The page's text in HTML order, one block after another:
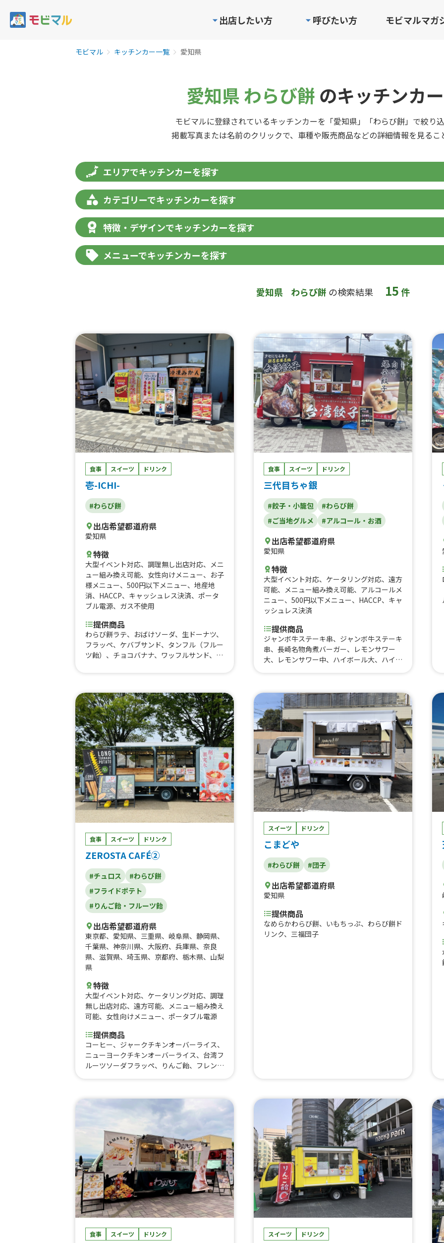
出店したい方 呼びたい方 モビマルマガ
モビマル キッチンカー一覧 愛知県
愛知県 わらび餅 のキッチンカ
モビマルに登録されているキッチンカーを「愛知県」「わらび餅」で絞り
掲載写真または名前のクリックで、車種や販売商品などの詳細情報を見るこ
エリアでキッチンカーを探す
カテゴリーでキッチンカーを探す
特徴・デザインでキッチンカーを探す
メニューでキッチンカーを探す
愛知県 わらび餅 の検索結果 15件
食事 スイーツ ドリンク
壱-ICHI-
#わらび餅
出店希望都道府県
愛知県
特徴
大型イベント対応、 調理無し出店対応、 メニ
ュー組み換え可能、 女性向けメニュー、 お子
様メニュー、 500円以下メニュー、 地産地
消、 HACCP、 キャッシュレス決済、 ポータ
ブル電源、 ガス不使用
提供商品
わらび餅ラテ、おばけソーダ、生ドーナツ、
フラッペ、ケバブサンド、タンフル（フルー
ツ飴）、チョコバナナ、ワッフルサンド、バ
フェオレ（ホット、アイス）、マンドゥ3
個、韓国おでん(トッポギ)3個、韓国おでん
(オムク)1本、おでんセット、ホットフルー
ツティー、ホット黒みつきなこラテ、キンキ
ン冷凍みかん、黒みつきなこラテ、ホットキ
ャラメルラテ、ホットチョコ、ホットゆず
茶、フルーツラテ、かき氷、ドーナツ（オー
ルドファッション、ポンデドーナツ）、クリ
ームソーダ、カムジャパン（韓国ジャガイモ
パン）、コグマパン（韓国サツマイモパ
ン）、豚まん、みたらし団子4本、アサイー
ボウル、焼きそば、ポップコーン、生フラン
ク、マラサダ（ハワイのドーナツ）
食事 スイーツ ドリンク
三代目ちゃ銀
#餃子・小籠包
#わらび餅
#ご当地グルメ
#アルコール・お酒
出店希望都道府県
愛知県
特徴
大型イベント対応、 ケータリング対応、 遠方
可能、 メニュー組み換え可能、 アルコールメ
ニュー、 500円以下メニュー、 HACCP、 キャ
ッシュレス決済
提供商品
ジャンボ牛ステーキ串、ジャンボ牛ステーキ
串、長崎名物角煮バーガー、レモンサワー
大、レモンサワー中、ハイボール大、ハイボ
ラーメン、名古屋名物 台湾ラーメン、桑名
産はまぐり餃子、塩唐揚げ、フランクフル
ト、レモネード、トルネードポテト、チーズ
ボール、超ビッグサイズ生フランクフルト、
かき氷、大鶏排サンド（ダージーパイサン
ド）、肉汁爆発スープ餃子、牛ステーキ串、
肉汁爆発小籠包（３ケ入り）、肉汁爆発小籠
包（4ケ入り）、かき氷、生わらび餅アイ
ス、カラフルサイダー、台湾焼きそば、ケバ
ブサンド、レインボーチーズドッグ、台湾風
唐揚げ（ダージパイ）、豚汁、ロングポテ
ト、塩唐揚げ（3ヶ入り〕、生わらび餅、生
子
食事 スイーツ ドリンク
ZEROSTA CAFÉ②
#チュロス
#わらび餅
#フライドポテト
#りんご飴・フルーツ飴
出店希望都道府県
東京都、 愛知県、 三重県、 岐阜県、 静岡県、
千葉県、 神奈川県、 大阪府、 兵庫県、 奈良
県、 滋賀県、 埼玉県、 京都府、 栃木県、 山梨
県
特徴
大型イベント対応、 ケータリング対応、 調理
無し出店対応、 遠方可能、 メニュー組み換え
可能、 女性向けメニュー、 ポータブル電源
提供商品
コーヒー、ジャークチキンオーバーライス、
ニューヨークチキンオーバーライス、台湾フ
ルーツソーダフラッペ、りんご飴、フレンチ
グおさつチップス、揚げたこ焼き、みたらし
団子、抹茶フォンデュ団子、ほうじ茶ラテク
リーム、わらび餅、抹茶ラテクリーム、かき
氷、削り果実氷、ロングチュロス、ロングポ
テト、ロングトルネードポテト
スイーツ ドリンク
こまどや
#わらび餅 #団子
出店希望都道府県
愛知県
提供商品
なめらかわらび餅、いもちっぷ、わらび餅ド
リンク、三福団子
食事 スイーツ ドリンク スイーツ ドリンク